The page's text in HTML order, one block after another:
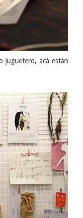
juguetero, acá están